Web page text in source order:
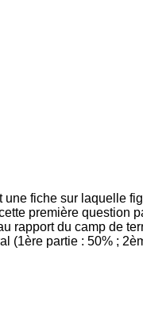
fiche sur laquelle
première question
rapport du camp de
(1ère partie : 50% ;